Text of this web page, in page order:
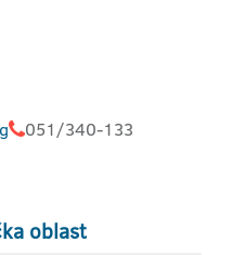
051/340-133
oblast